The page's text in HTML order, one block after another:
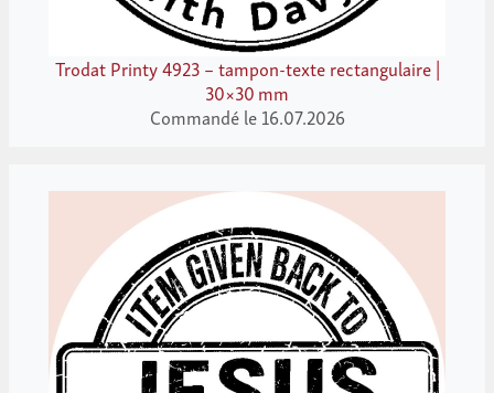
Trodat Printy 4923 – tampon-texte rectangulaire |
30×30 mm
Commandé le 16.07.2026